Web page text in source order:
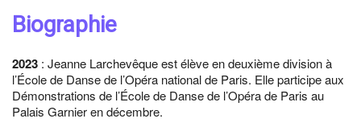
Biographie
2023 : Jeanne Larchevêque est élève en deuxième division à
l’École de Danse de l’Opéra national de Paris. Elle participe aux
Démonstrations de l’École de Danse de l’Opéra de Paris au
Palais Garnier en décembre.